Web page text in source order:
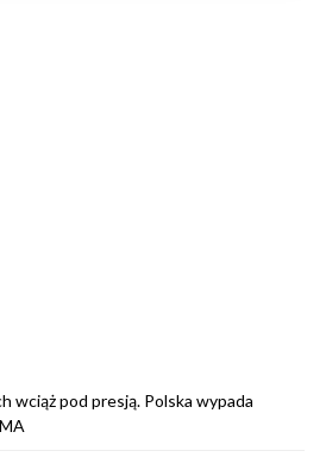
wciąż pod presją. Polska wypada